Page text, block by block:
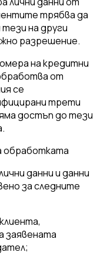
трябва да
на други
разрешение.
на кредитни
от
се
трети
достъп до тези
обработката
данни и данни
за следните
заявената